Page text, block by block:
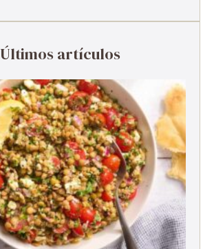
Últimos artículos